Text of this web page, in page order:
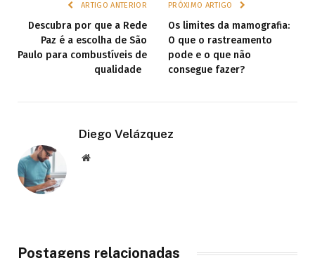
ARTIGO ANTERIOR
Descubra por que a Rede
Paz é a escolha de São
Paulo para combustíveis de
qualidade
PRÓXIMO ARTIGO
Os limites da mamografia:
O que o rastreamento
pode e o que não
consegue fazer?
Diego Velázquez
Website
Postagens relacionadas